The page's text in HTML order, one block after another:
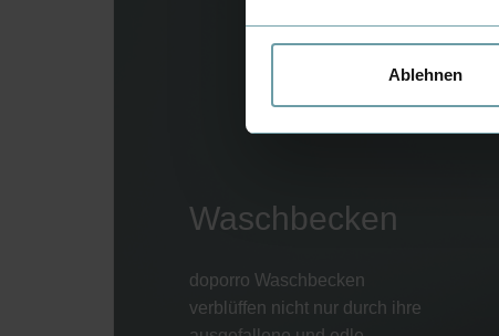
Ablehnen
Waschbecken
doporro Waschbecken
verblüffen nicht nur durch ihre